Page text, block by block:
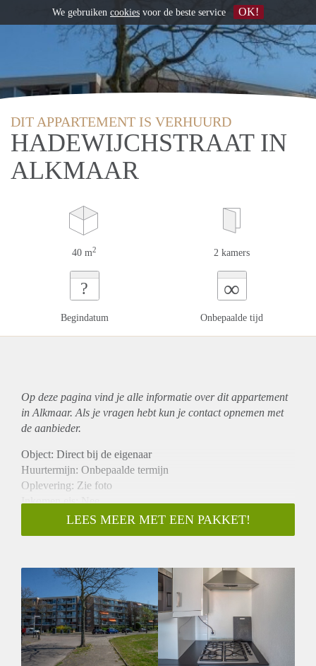
DIT APPARTEMENT IS VERHUURD
HADEWIJCHSTRAAT IN
ALKMAAR
40 m2 2 kamers
?
Begindatum
∞
Onbepaalde tijd
Op deze pagina vind je alle informatie over ditappartement
in Alkmaar. Als je vragen hebt kun je contact opnemen met
de aanbieder.
Object: Direct bij de eigenaar
Huurtermijn: Onbepaalde termijn
Oplevering: Zie foto
Inkomen eis: Nee
Garantiestelling mogelijk: Nee
Borg: 1 Maand
Huisdieren toegestaan: Afhankelijk van de Eigenaar
Huurtoeslag grens: Ja
Geschikt voor studenten: Afhankelijk van de Eigenaar
LEES MEER MET EEN PAKKET!
We gebruiken cookies voor de beste service OK!